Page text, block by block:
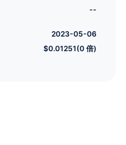
--
2023-05-06
$0.01251(0 倍)